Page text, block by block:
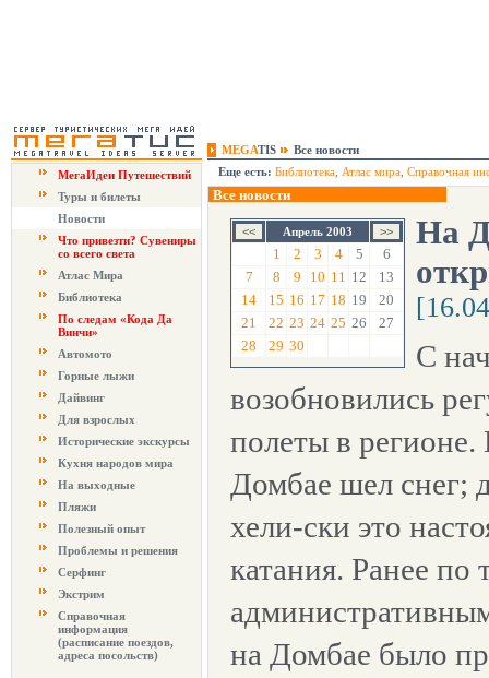
MEGATIS
Все новости
МегаИдеи Путешествий
Туры и билеты
Новости
Что привезти? Сувениры
со всего света
Атлас Мира
Библиотека
По следам «Кода Да
Винчи»
Автомото
Горные лыжи
Дайвинг
Для взрослых
Исторические экскурсы
Кухня народов мира
На выходные
Пляжи
Полезный опыт
Проблемы и решения
Серфинг
Экстрим
Справочная
информация
(расписание поездов,
адреса посольств)
Еще есть: Библиотека Атлас мира Справочная
Все новости
Апрель 2003
1 2 3 4 5
6
7
8 9 10 11 12
13
14
15 16 17 18 19
20
21
22 23 24 25 26
27
28
29 30
На
С
возобновились
полеты в
Домбае шел снег;
хели-ски это
катания. Ранее по
на Домбае было